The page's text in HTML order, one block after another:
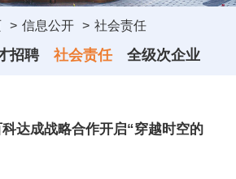
> 信息公开 > 社会责任
招聘 社会责任 全级次企业
达成战略合作开启“穿越时空的